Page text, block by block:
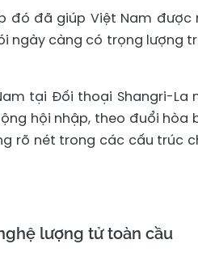
đó đã giúp Việt Nam được
ngày càng có trọng lượng
tại Đối thoại Shangri-La
hội nhập, theo đuổi hòa
rõ nét trong các cấu trúc
lượng tử toàn cầu